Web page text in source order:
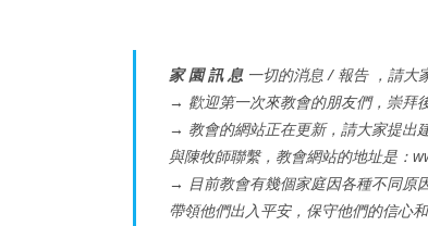
家 園 訊 息一切的消息 / 報告 ，請大
→ 歡迎第一次來教會的朋友們，崇拜
→ 教會的網站正在更新，請大家提出
與陳牧師聯繫，教會網站的地址是：
→ 目前教會有幾個家庭因各種不同原
帶領他們出入平安，保守他們的信心和